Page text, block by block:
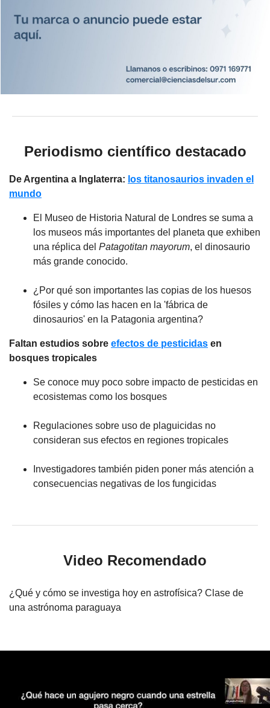
Periodismo científico destacado
De Argentina a Inglaterra: los titanosaurios invaden el
mundo
El Museo de Historia Natural de Londres se suma a
los museos más importantes del planeta que exhiben
una réplica del Patagotitan mayorum, el dinosaurio
más grande conocido.
¿Por qué son importantes las copias de los huesos
fósiles y cómo las hacen en la 'fábrica de
dinosaurios' en la Patagonia argentina?
Faltan estudios sobre efectos de pesticidas en
bosques tropicales
Se conoce muy poco sobre impacto de pesticidas en
ecosistemas como los bosques
Regulaciones sobre uso de plaguicidas no
consideran sus efectos en regiones tropicales
Investigadores también piden poner más atención a
consecuencias negativas de los fungicidas
Video Recomendado
¿Qué y cómo se investiga hoy en astrofísica? Clase de
una astrónoma paraguaya